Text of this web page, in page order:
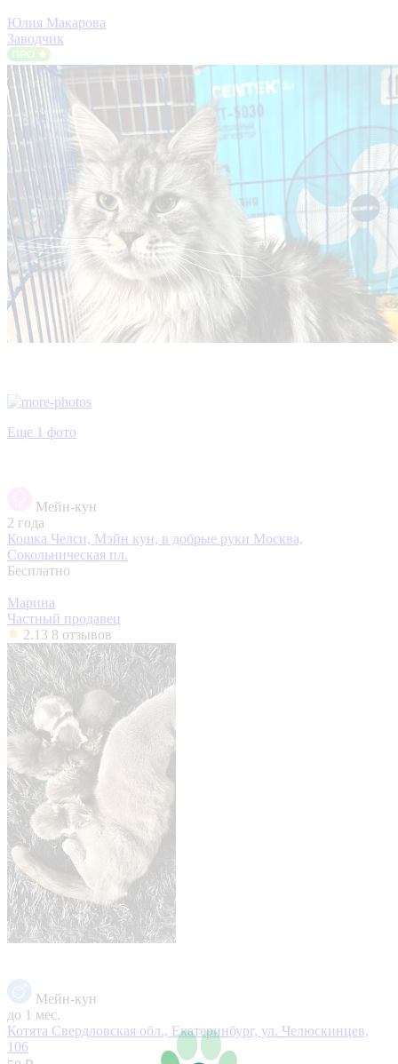
Юлия Макарова
Заводчик
Еще 1 фото
Мейн-кун
2 года
Кошка Челси, Мэйн кун, в добрые руки Москва,
Сокольническая пл.
Бесплатно
Марина
Частный продавец
2.13 8 отзывов
Мейн-кун
до 1 мес.
Котята Свердловская обл., Екатеринбург, ул. Челюскинцев,
106